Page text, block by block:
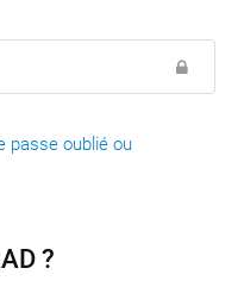
passe oublié ou
?